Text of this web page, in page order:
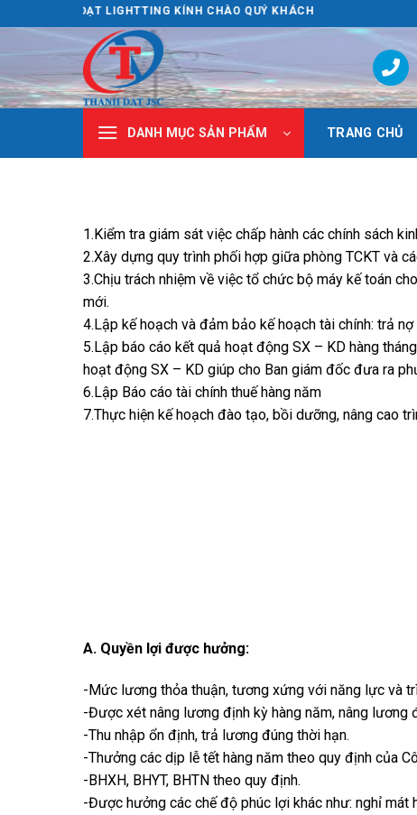
to
content
THÀNH ĐẠT LIGHTTING KÍNH CHÀO QUÝ KHÁCH
DANH MỤC SẢN PHẨM TRANG CHỦ
1.Kiểm tra giám sát việc chấp hành các chính sách
2.Xây dựng quy trình phối hợp giữa phòng TCKT và
3.Chịu trách nhiệm về việc tổ chức bộ máy kế toán
mới.
4.Lập kế hoạch và đảm bảo kế hoạch tài chính: trả
5.Lập báo cáo kết quả hoạt động SX – KD hàng
hoạt động SX – KD giúp cho Ban giám đốc đưa ra
6.Lập Báo cáo tài chính thuế hàng năm
7.Thực hiện kế hoạch đào tạo, bồi dưỡng, nâng cao
A. Quyền lợi được hưởng:
-Mức lương thỏa thuận, tương xứng với năng lực và
-Được xét nâng lương định kỳ hàng năm, nâng
-Thu nhập ổn định, trả lương đúng thời hạn.
-Thưởng các dịp lễ tết hàng năm theo quy định của
-BHXH, BHYT, BHTN theo quy định.
-Được hưởng các chế độ phúc lợi khác như: nghỉ mát